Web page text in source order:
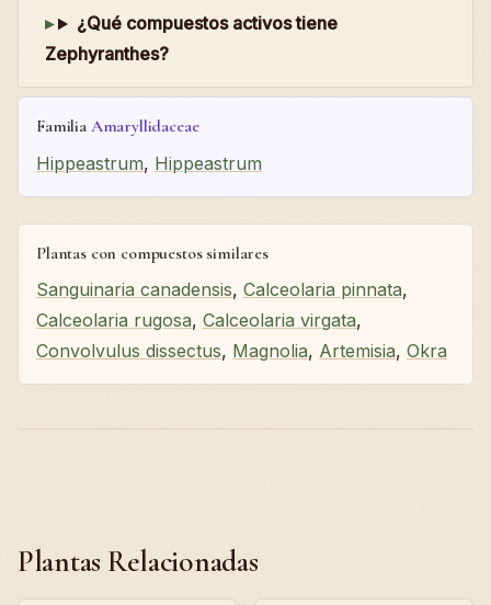
¿Qué compuestos activos tiene
Zephyranthes?
Familia Amaryllidaceae
Hippeastrum, Hippeastrum
Plantas con compuestos similares
Sanguinaria canadensis, Calceolaria pinnata,
Calceolaria rugosa, Calceolaria virgata,
Convolvulus dissectus, Magnolia, Artemisia, Okra
Plantas Relacionadas